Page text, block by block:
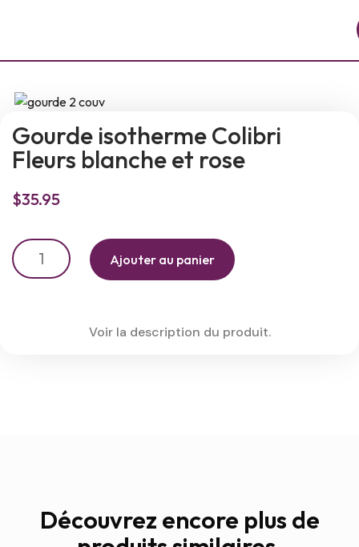
Gourde isotherme Colibri
Fleurs blanche et rose
$35.95
Ajouter au panier
Voir la description du produit.
Découvrez encore plus de